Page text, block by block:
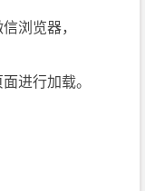
浏览器，
进行加载。